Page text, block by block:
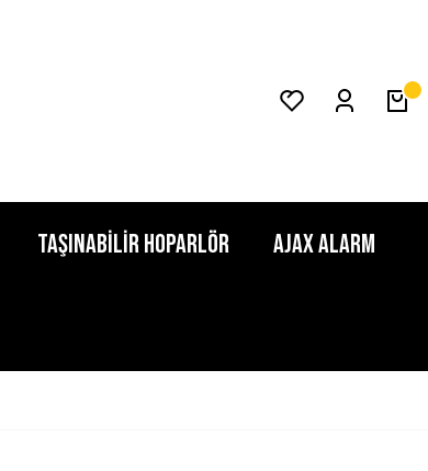
TAŞINABİLİR HOPARLÖR AJAX ALARM